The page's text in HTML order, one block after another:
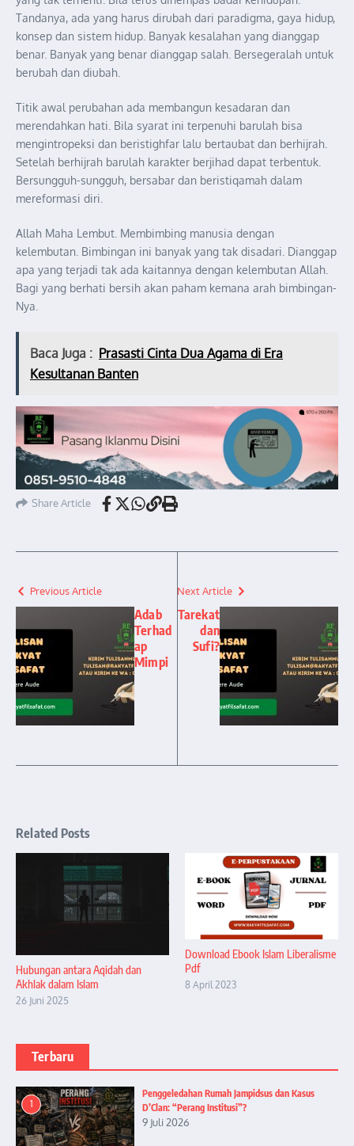
Tandanya, ada yang harus dirubah dari paradigma, gaya hidup,
konsep dan sistem hidup. Banyak kesalahan yang dianggap
benar. Banyak yang benar dianggap salah. Bersegeralah untuk
berubah dan diubah.
Titik awal perubahan ada membangun kesadaran dan
merendahkan hati. Bila syarat ini terpenuhi barulah bisa
mengintropeksi dan beristighfar lalu bertaubat dan berhijrah.
Setelah berhijrah barulah karakter berjihad dapat terbentuk.
Bersungguh-sungguh, bersabar dan beristiqamah dalam
mereformasi diri.
Allah Maha Lembut. Membimbing manusia dengan
kelembutan. Bimbingan ini banyak yang tak disadari. Dianggap
apa yang terjadi tak ada kaitannya dengan kelembutan Allah.
Bagi yang berhati bersih akan paham kemana arah bimbingan-
Nya.
Baca Juga : Prasasti Cinta Dua Agama di Era
Kesultanan Banten
Share Article
Previous Article
Adab
Terhad
ap
Mimpi
Next Article
Tarekat
dan
Sufi?
Related Posts
Hubungan antara Aqidah dan
Akhlak dalam Islam
26 Juni 2025
Download Ebook Islam Liberalisme
Pdf
8 April 2023
Terbaru
1
Penggeledahan Rumah Jampidsus dan Kasus
D’Clan: “Perang Institusi”?
9 Juli 2026